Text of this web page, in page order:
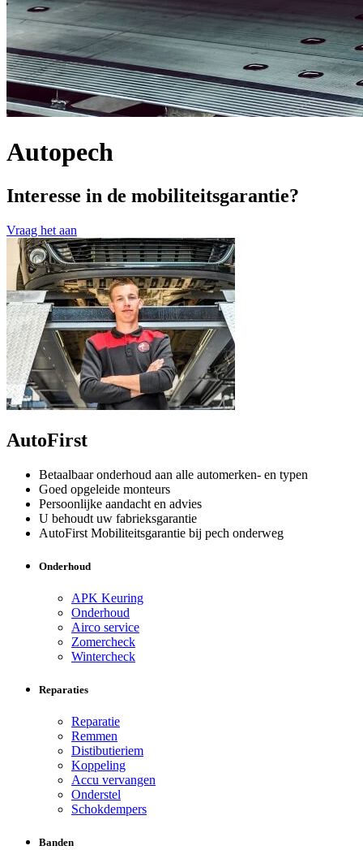
Autopech
Interesse in de mobiliteitsgarantie?
Vraag het aan
AutoFirst
Betaalbaar onderhoud aan alle automerken- en typen
Goed opgeleide monteurs
Persoonlijke aandacht en advies
U behoudt uw fabrieksgarantie
AutoFirst Mobiliteitsgarantie bij pech onderweg
Onderhoud
APK Keuring
Onderhoud
Airco service
Zomercheck
Wintercheck
Reparaties
Reparatie
Remmen
Distibutieriem
Koppeling
Accu vervangen
Onderstel
Schokdempers
Banden